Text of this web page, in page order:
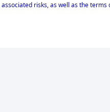
associated risks, as well as the terms